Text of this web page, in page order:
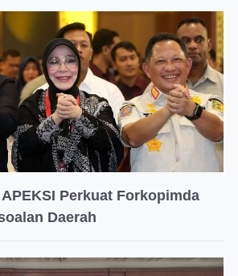
Perkuat Forkopimda
Daerah